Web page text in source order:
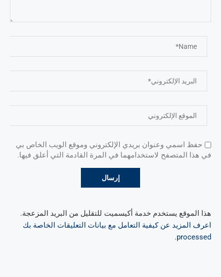
حفظ اسمي وعنوان بريدي الإلكتروني وموقع الويب الخاص بي
في هذا المتصفح لاستخدامهما في المرة القادمة التي أعلق فيها.
هذا الموقع يستخدم خدمة أكيسميت للتقليل من البريد المزعجة.
اعرف المزيد عن كيفية التعامل مع بيانات التعليقات الخاصة بك
processed
.